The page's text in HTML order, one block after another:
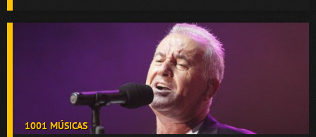
1001 MÚSICAS